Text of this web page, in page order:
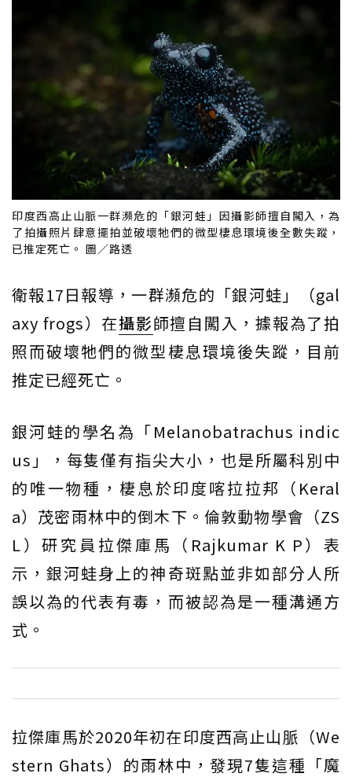
印度西高止山脈一群瀕危的「銀河蛙」因攝影師擅自闖入，為
了拍攝照片肆意擺拍並破壞牠們的微型棲息環境後全數失蹤，
已推定死亡。 圖／路透
衛報17日報導，一群瀕危的「銀河蛙」（gal
axy frogs）在攝影師擅自闖入，據報為了拍
照而破壞牠們的微型棲息環境後失蹤，目前
推定已經死亡。
銀河蛙的學名為「Melanobatrachus indic
us」，每隻僅有指尖大小，也是所屬科別中
的唯一物種，棲息於印度喀拉拉邦（Keral
a）茂密雨林中的倒木下。倫敦動物學會（ZS
L）研究員拉傑庫馬（Rajkumar K P）表
示，銀河蛙身上的神奇斑點並非如部分人所
誤以為的代表有毒，而被認為是一種溝通方
式。
拉傑庫馬於2020年初在印度西高止山脈（We
stern Ghats）的雨林中，發現7隻這種「魔